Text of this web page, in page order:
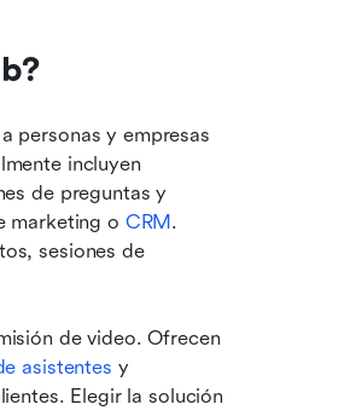
personas y empresas
incluyen
de preguntas y
marketing o CRM.
sesiones de
de video. Ofrecen
asistentes y
Elegir la solución